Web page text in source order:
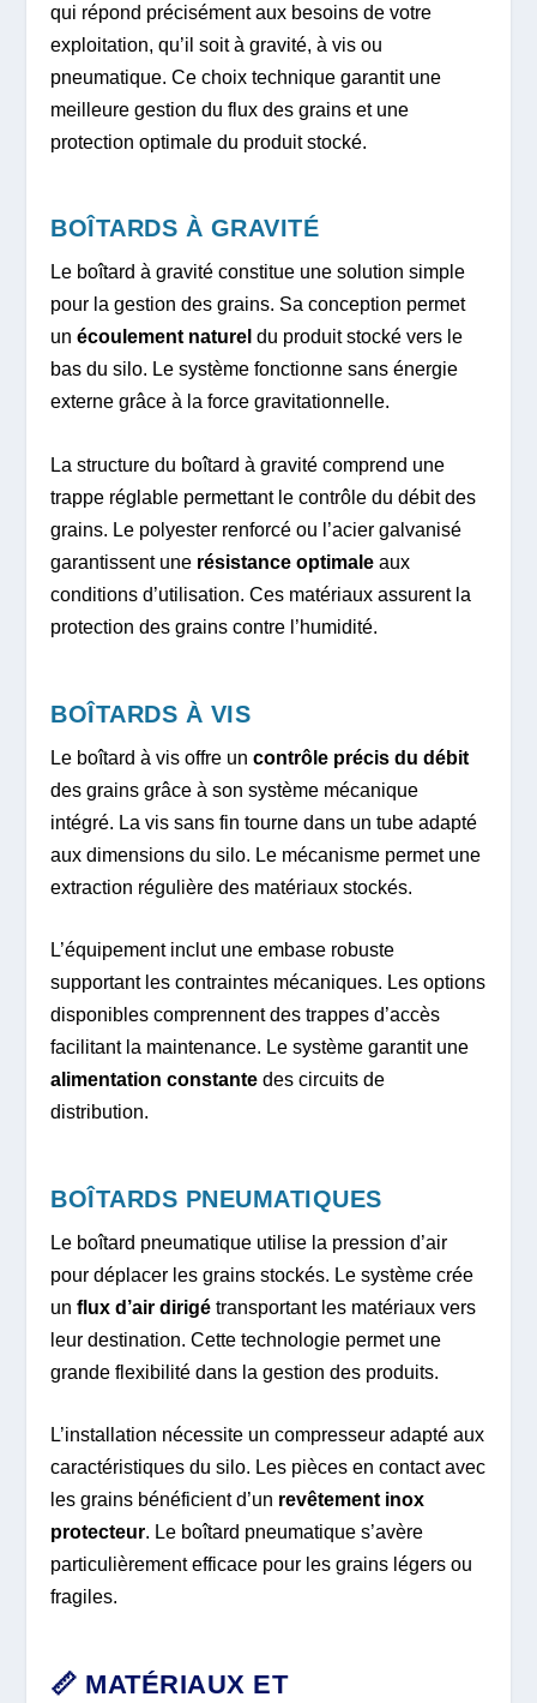
qui répond précisément aux besoins de votre
exploitation, qu’il soit à gravité, à vis ou
pneumatique. Ce choix technique garantit une
meilleure gestion du flux des grains et une
protection optimale du produit stocké.
BOÎTARDS À GRAVITÉ
Le boîtard à gravité constitue une solution simple
pour la gestion des grains. Sa conception permet
unécoulement naturel du produit stocké vers le
bas du silo. Le système fonctionne sans énergie
externe grâce à la force gravitationnelle.
La structure du boîtard à gravité comprend une
trappe réglable permettant le contrôle du débit des
grains. Le polyester renforcé ou l’acier galvanisé
garantissent une résistance optimale aux
conditions d’utilisation. Ces matériaux assurent la
protection des grains contre l’humidité.
BOÎTARDS À VIS
Le boîtard à vis offre uncontrôle précis du débit
des grains grâce à son système mécanique
intégré. La vis sans fin tourne dans un tube adapté
aux dimensions du silo. Le mécanisme permet une
extraction régulière des matériaux stockés.
L’équipement inclut une embase robuste
supportant les contraintes mécaniques. Les options
disponibles comprennent des trappes d’accès
facilitant la maintenance. Le système garantit une
alimentation constante des circuits de
distribution.
BOÎTARDS PNEUMATIQUES
Le boîtard pneumatique utilise la pression d’air
pour déplacer les grains stockés. Le système crée
unflux d’air dirigé transportant les matériaux vers
leur destination. Cette technologie permet une
grande flexibilité dans la gestion des produits.
L’installation nécessite un compresseur adapté aux
caractéristiques du silo. Les pièces en contact avec
les grains bénéficient d’un revêtement inox
protecteur. Le boîtard pneumatique s’avère
particulièrement efficace pour les grains légers ou
fragiles.
📏 MATÉRIAUX ET